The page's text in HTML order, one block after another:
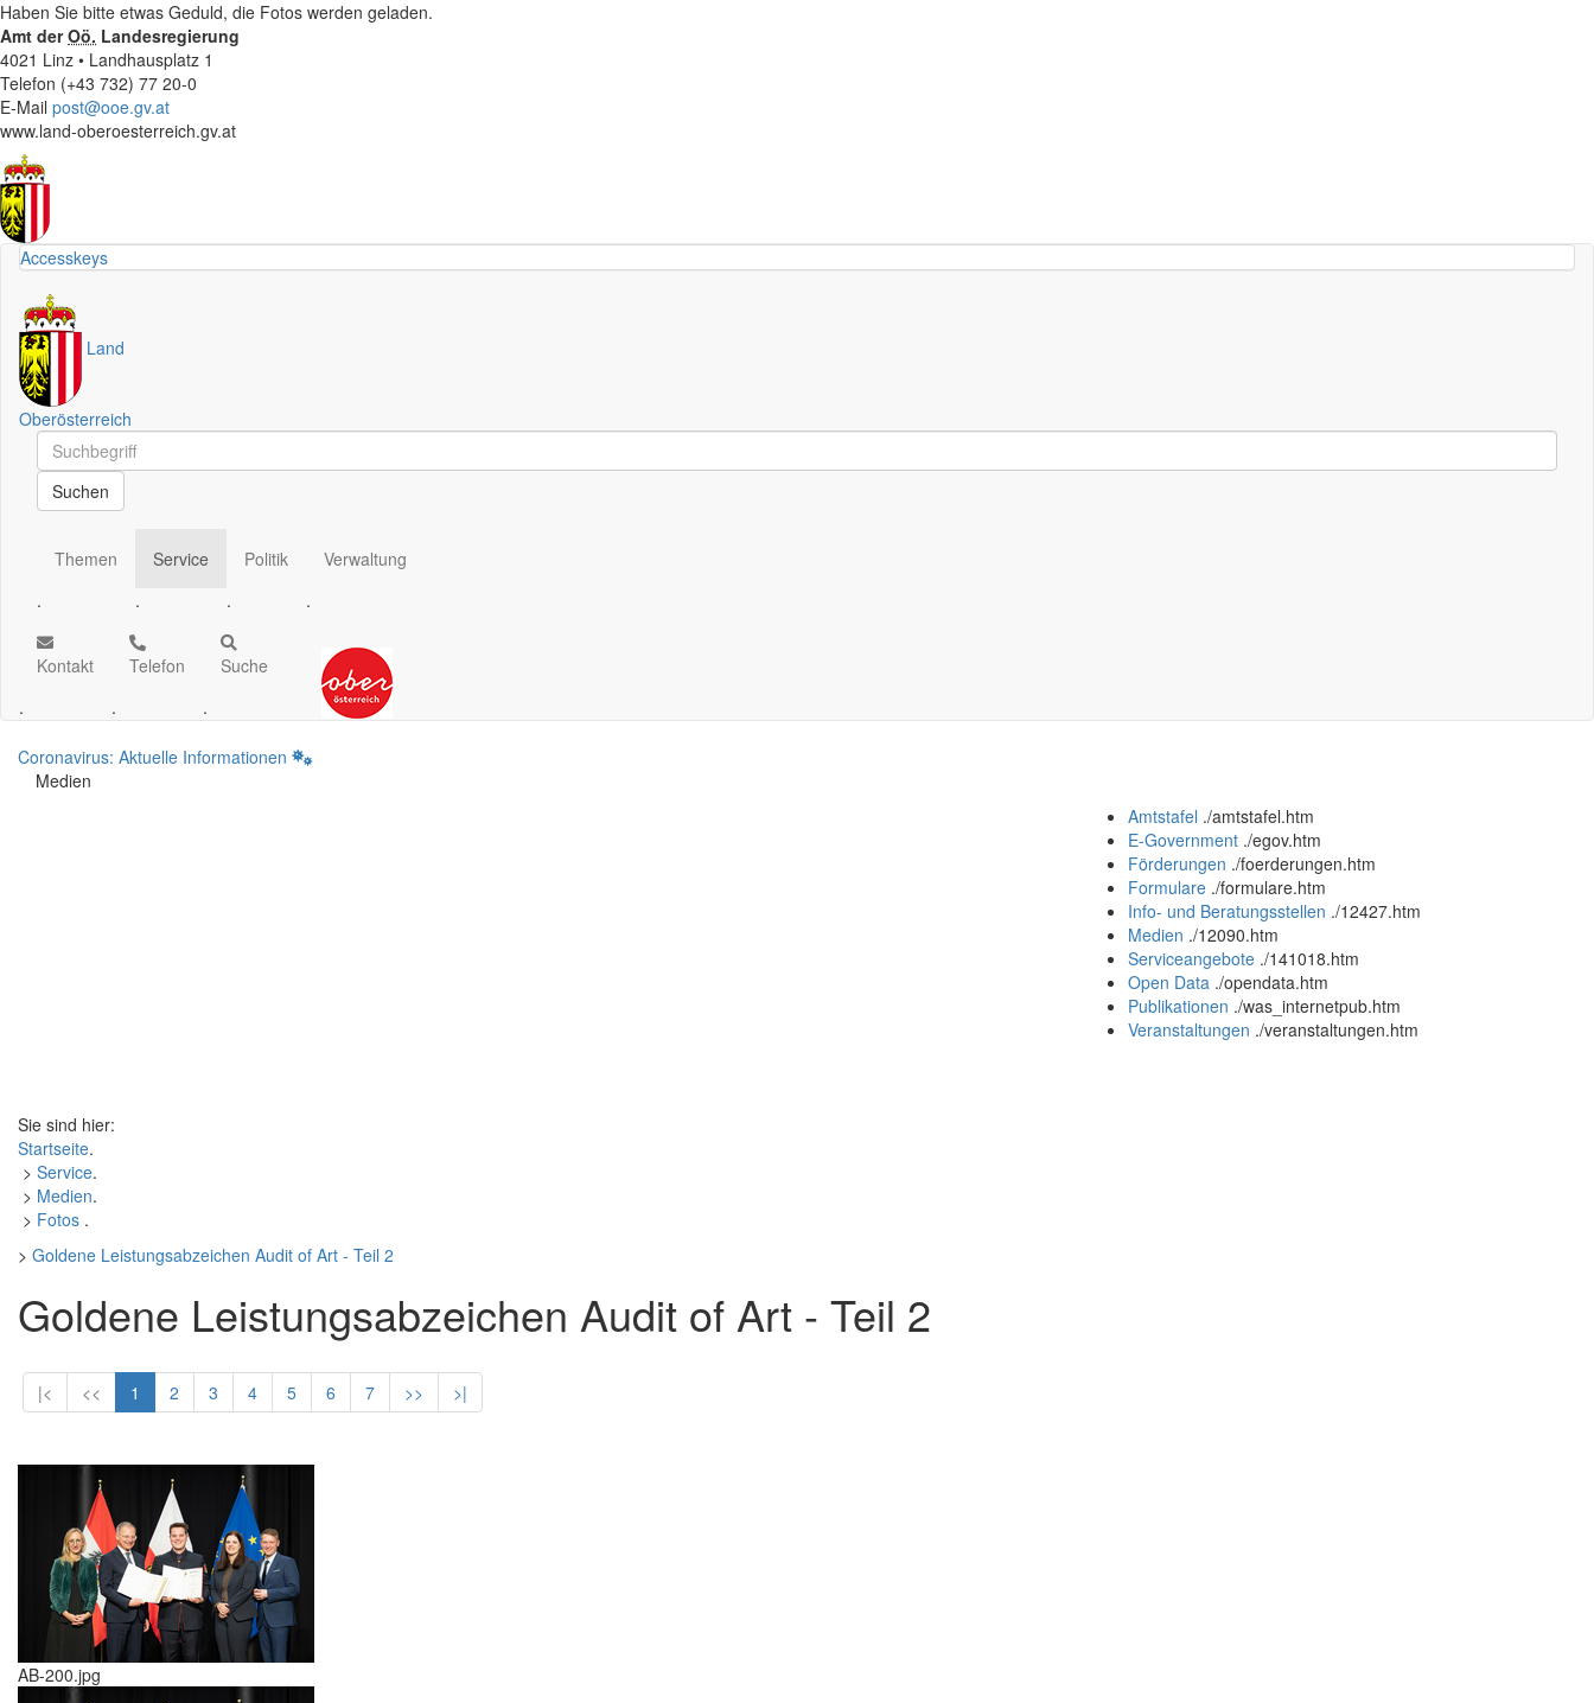
Haben Sie bitte etwas Geduld, die Fotos werden geladen.
Amt derOö. Landesregierung
4021 Linz • Landhausplatz 1
Telefon (+43 732) 77 20-0
E-Mail post@ooe.gv.at
www.land-oberoesterreich.gv.at
Accesskeys
Land
Oberösterreich
Schnellsuche
Schnellsuche
Suchen
Themen
.
Service
.
Politik
.
Verwaltung
.
Kontakt
.
Telefon
.
Suche
.
Coronavirus: Aktuelle Informationen
Medien
Amtstafel ./amtstafel.htm
E-Government ./egov.htm
Förderungen ./foerderungen.htm
Formulare ./formulare.htm
Info- und Beratungsstellen ./12427.htm
Medien ./12090.htm
Serviceangebote ./141018.htm
Open Data ./opendata.htm
Publikationen ./was_internetpub.htm
Veranstaltungen ./veranstaltungen.htm
Sie sind hier:
Startseite.
> Service.
> Medien.
> Fotos .
> Goldene Leistungsabzeichen Audit of Art - Teil 2
Goldene Leistungsabzeichen Audit of Art - Teil 2
|< << 1 2 3 4 5 6 7 >> >|
AB-200.jpg